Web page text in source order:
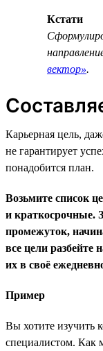
Кстати
вектор».
Карьерная цель,
не гарантирует
понадобится план.
Возьмите список
и краткосрочные.
промежуток,
все цели разбейте
их в своё
Пример
Вы хотите изучить
специалистом. Как